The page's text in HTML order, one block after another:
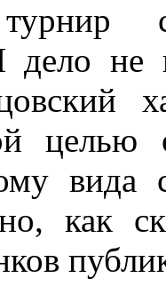
дело не
целью
как